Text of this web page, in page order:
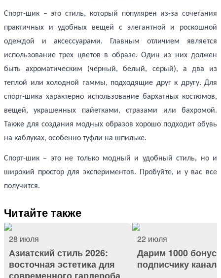
Спорт-шик – это стиль, который популярен из-за сочетания
практичных и удобных вещей с элегантной и роскошной
одеждой и аксессуарами. Главным отличием является
использование трех цветов в образе. Один из них должен
быть ахроматическим (черный, белый, серый), а два из
теплой или холодной гаммы, подходящие друг к другу. Для
спорт-шика характерно использование бархатных костюмов,
вещей, украшенных пайетками, стразами или бахромой.
Также для создания модных образов хорошо подходит обувь
на каблуках, особенно туфли на шпильке.
Спорт-шик – это не только модный и удобный стиль, но и
широкий простор для экспериментов. Пробуйте, и у вас все
получится.
Читайте также
28 июля
Азиатский стиль 2026:
восточная эстетика для
22 июля
Дарим 1000
подписчику